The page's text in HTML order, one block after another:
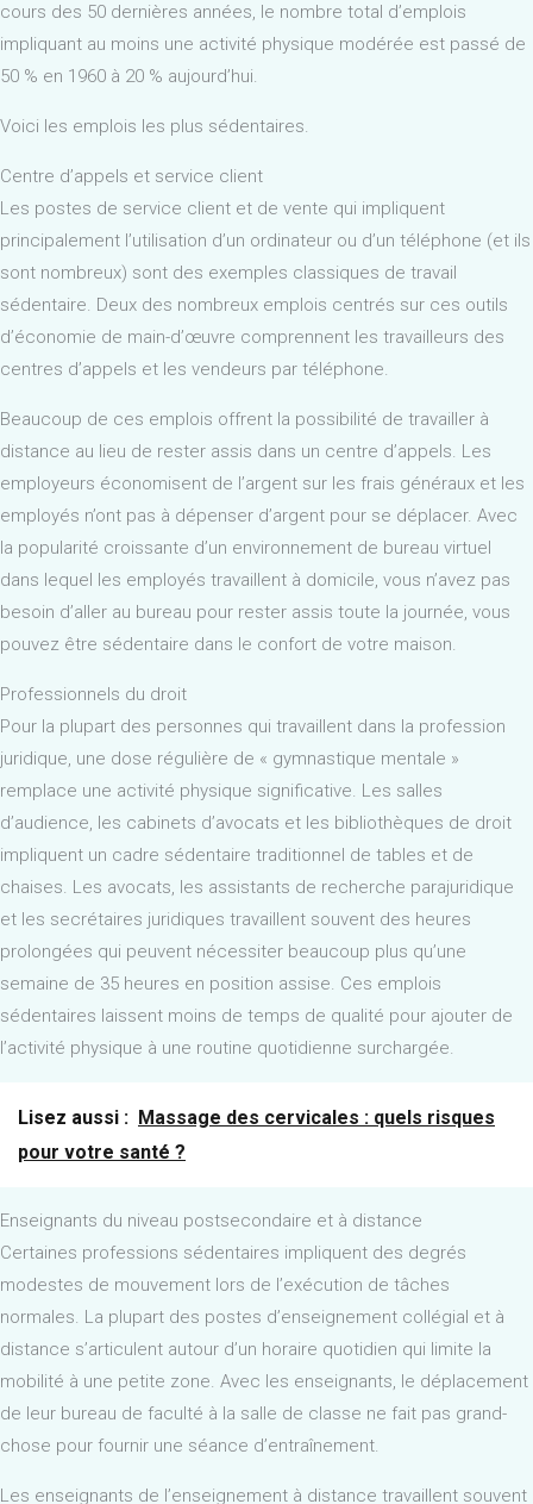
cours des 50 dernières années, le nombre total d’emplois
impliquant au moins une activité physique modérée est passé de
50 % en 1960 à 20 % aujourd’hui.
Voici les emplois les plus sédentaires.
Centre d’appels et service client
Les postes de service client et de vente qui impliquent
principalement l’utilisation d’un ordinateur ou d’un téléphone (et ils
sont nombreux) sont des exemples classiques de travail
sédentaire. Deux des nombreux emplois centrés sur ces outils
d’économie de main-d’œuvre comprennent les travailleurs des
centres d’appels et les vendeurs par téléphone.
Beaucoup de ces emplois offrent la possibilité de travailler à
distance au lieu de rester assis dans un centre d’appels. Les
employeurs économisent de l’argent sur les frais généraux et les
employés n’ont pas à dépenser d’argent pour se déplacer. Avec
la popularité croissante d’un environnement de bureau virtuel
dans lequel les employés travaillent à domicile, vous n’avez pas
besoin d’aller au bureau pour rester assis toute la journée, vous
pouvez être sédentaire dans le confort de votre maison.
Professionnels du droit
Pour la plupart des personnes qui travaillent dans la profession
juridique, une dose régulière de « gymnastique mentale »
remplace une activité physique significative. Les salles
d’audience, les cabinets d’avocats et les bibliothèques de droit
impliquent un cadre sédentaire traditionnel de tables et de
chaises. Les avocats, les assistants de recherche parajuridique
et les secrétaires juridiques travaillent souvent des heures
prolongées qui peuvent nécessiter beaucoup plus qu’une
semaine de 35 heures en position assise. Ces emplois
sédentaires laissent moins de temps de qualité pour ajouter de
l’activité physique à une routine quotidienne surchargée.
Lisez aussi : Massage des cervicales : quels risques
pour votre santé ?
Enseignants du niveau postsecondaire et à distance
Certaines professions sédentaires impliquent des degrés
modestes de mouvement lors de l’exécution de tâches
normales. La plupart des postes d’enseignement collégial et à
distance s’articulent autour d’un horaire quotidien qui limite la
mobilité à une petite zone. Avec les enseignants, le déplacement
de leur bureau de faculté à la salle de classe ne fait pas grand-
chose pour fournir une séance d’entraînement.
Les enseignants de l’enseignement à distance travaillent souvent